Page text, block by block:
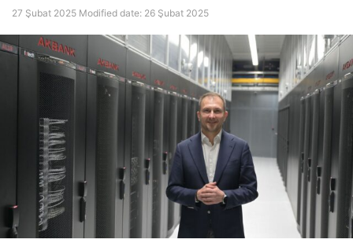
27 Şubat 2025 Modified date: 26 Şubat 2025